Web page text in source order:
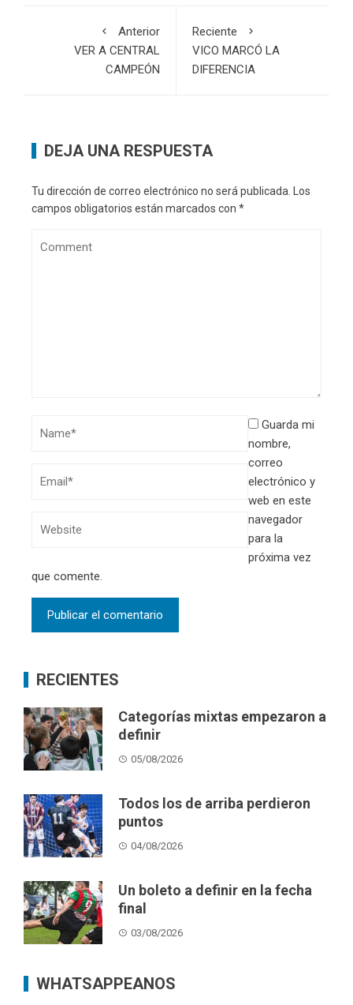
Anterior
VER A CENTRAL
CAMPEÓN
Reciente
VICO MARCÓ LA
DIFERENCIA
DEJA UNA RESPUESTA
Tu dirección de correo electrónico no será publicada.
Los
campos obligatorios están marcados con *
Guarda mi
nombre,
correo
electrónico y
web en este
navegador
para la
próxima vez
que comente.
RECIENTES
Categorías mixtas empezaron a
definir
05/08/2026
Todos los de arriba perdieron
puntos
04/08/2026
Un boleto a definir en la fecha
final
03/08/2026
WHATSAPPEANOS